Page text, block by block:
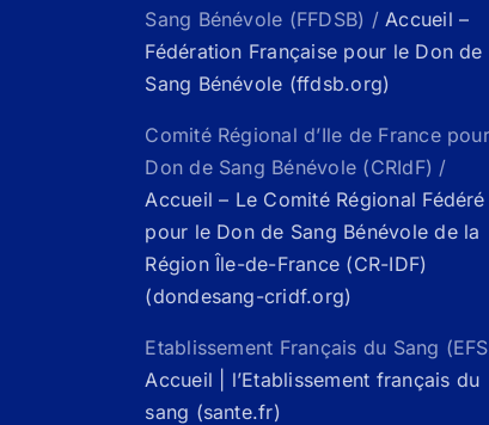
Sang Bénévole (FFDSB) / Accueil –
Fédération Française pour le Don de
Sang Bénévole (ffdsb.org)
Comité Régional d’Ile de France
Don de Sang Bénévole (CRIdF) /
Accueil – Le Comité Régional Fédéré
pour le Don de Sang Bénévole de la
Région Île-de-France (CR-IDF)
(dondesang-cridf.org)
Etablissement Français du Sang
Accueil | l’Etablissement français du
sang (sante.fr)